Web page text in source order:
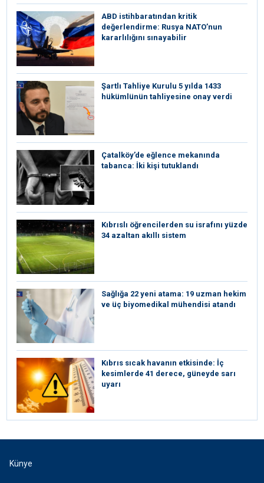
ABD istihbaratından kritik
değerlendirme: Rusya NATO’nun
kararlılığını sınayabilir
Şartlı Tahliye Kurulu 5 yılda 1433
hükümlünün tahliyesine onay verdi
Çatalköy’de eğlence mekanında
tabanca: İki kişi tutuklandı
Kıbrıslı öğrencilerden su israfını yüzde
34 azaltan akıllı sistem
Sağlığa 22 yeni atama: 19 uzman hekim
ve üç biyomedikal mühendisi atandı
Kıbrıs sıcak havanın etkisinde: İç
kesimlerde 41 derece, güneyde sarı
uyarı
Künye